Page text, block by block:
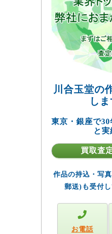
川合玉堂の
しま
東京・銀座で
と実
買取査
作品の持込・写
郵送)も受付し
お電話